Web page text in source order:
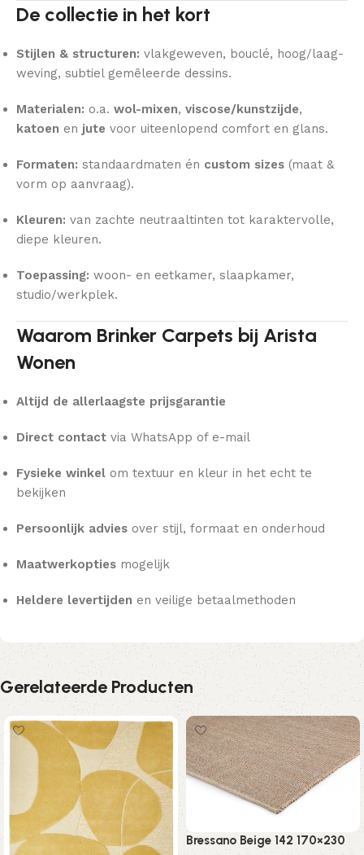
De collectie in het kort
Stijlen & structuren: vlakgeweven, bouclé, hoog/laag-
weving, subtiel gemêleerde dessins.
Materialen: o.a. wol-mixen, viscose/kunstzijde,
katoen en jute voor uiteenlopend comfort en glans.
Formaten: standaardmaten én custom sizes (maat &
vorm op aanvraag).
Kleuren: van zachte neutraaltinten tot karaktervolle,
diepe kleuren.
Toepassing: woon- en eetkamer, slaapkamer,
studio/werkplek.
Waarom Brinker Carpets bij Arista
Wonen
Altijd de allerlaagste prijsgarantie
Direct contact via WhatsApp of e-mail
Fysieke winkel om textuur en kleur in het echt te
bekijken
Persoonlijk advies over stijl, formaat en onderhoud
Maatwerkopties mogelijk
Heldere levertijden en veilige betaalmethoden
Gerelateerde Producten
Bressano Beige 142 170×230